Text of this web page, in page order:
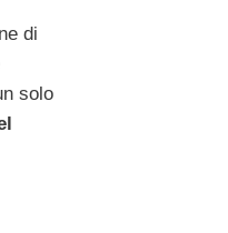
di
solo